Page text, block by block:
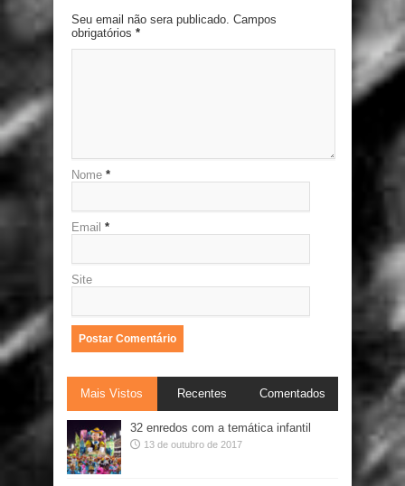
Seu email não sera publicado. Campos
obrigatórios *
Nome *
Email *
Site
Mais Vistos Recentes Comentados
32 enredos com a temática infantil
13 de outubro de 2017